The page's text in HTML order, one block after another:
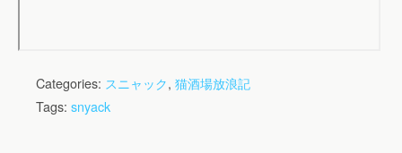
Categories: スニャック, 猫酒場放浪記
Tags: snyack